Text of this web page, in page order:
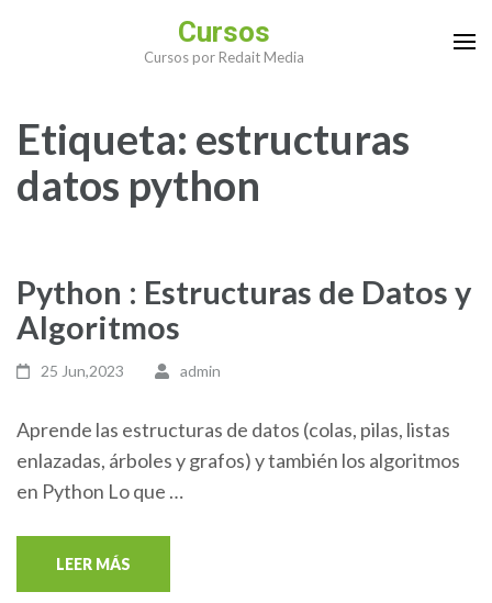
tecla
Intro)
Cursos
Cursos por Redait Media
Etiqueta: estructuras
datos python
Python : Estructuras de Datos y
Algoritmos
25 Jun,2023 admin
Aprende las estructuras de datos (colas, pilas, listas
enlazadas, árboles y grafos) y también los algoritmos
en Python Lo que …
LEER MÁS